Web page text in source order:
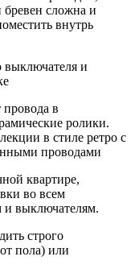
бревен сложна и
внутрь
в
ролики.
в стиле ретро с
проводами
квартире,
во всем
и выключателям.
строго
пола) или